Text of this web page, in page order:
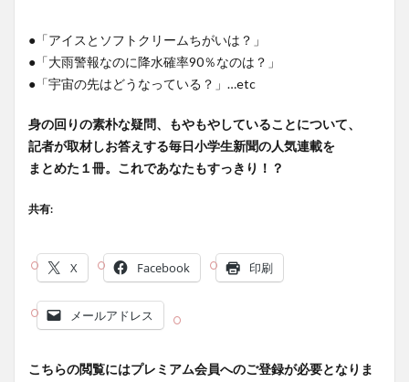
●「アイスとソフトクリームちがいは？」
●「大雨警報なのに降水確率90％なのは？」
●「宇宙の先はどうなっている？」…etc
身の回りの素朴な疑問、もやもやしていることについて、
記者が取材しお答えする毎日小学生新聞の人気連載を
まとめた１冊。これであなたもすっきり！？
共有:
X Facebook 印刷
メールアドレス
こちらの閲覧にはプレミアム会員へのご登録が必要となりま